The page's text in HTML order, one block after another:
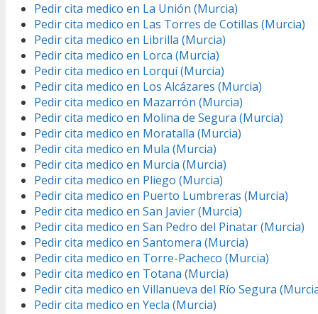
Pedir cita medico en La Unión (Murcia)
Pedir cita medico en Las Torres de Cotillas (Murcia)
Pedir cita medico en Librilla (Murcia)
Pedir cita medico en Lorca (Murcia)
Pedir cita medico en Lorquí (Murcia)
Pedir cita medico en Los Alcázares (Murcia)
Pedir cita medico en Mazarrón (Murcia)
Pedir cita medico en Molina de Segura (Murcia)
Pedir cita medico en Moratalla (Murcia)
Pedir cita medico en Mula (Murcia)
Pedir cita medico en Murcia (Murcia)
Pedir cita medico en Pliego (Murcia)
Pedir cita medico en Puerto Lumbreras (Murcia)
Pedir cita medico en San Javier (Murcia)
Pedir cita medico en San Pedro del Pinatar (Murcia)
Pedir cita medico en Santomera (Murcia)
Pedir cita medico en Torre-Pacheco (Murcia)
Pedir cita medico en Totana (Murcia)
Pedir cita medico en Villanueva del Río Segura
Pedir cita medico en Yecla (Murcia)